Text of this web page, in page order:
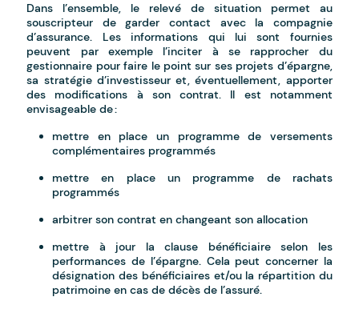
Dans l’ensemble, le relevé de situation permet au
souscripteur de garder contact avec la compagnie
d’assurance. Les informations qui lui sont fournies
peuvent par exemple l’inciter à se rapprocher du
gestionnaire pour faire le point sur ses projets d’épargne,
sa stratégie d’investisseur et, éventuellement, apporter
des modifications à son contrat. Il est notamment
envisageable de :
mettre en place un programme de versements
complémentaires programmés
mettre en place un programme de rachats
programmés
arbitrer son contrat en changeant son allocation
mettre à jour la clause bénéficiaire selon les
performances de l’épargne. Cela peut concerner la
désignation des bénéficiaires et/ou la répartition du
patrimoine en cas de décès de l’assuré.